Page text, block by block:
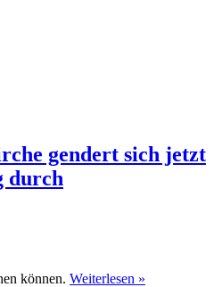
gendert sich jetzt
durch
können. Weiterlesen »